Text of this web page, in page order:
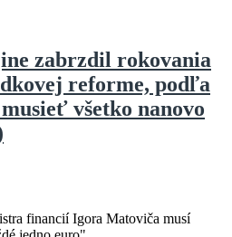
zabrzdil rokovania
reforme, podľa
všetko nanovo
financií Igora Matoviča musí